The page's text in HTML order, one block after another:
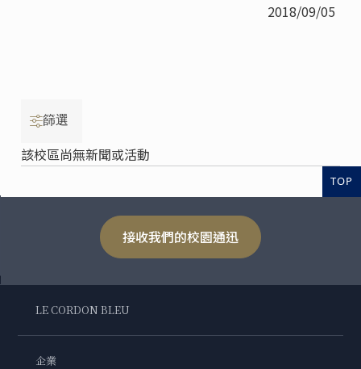
2018/09/05
篩選
該校區尚無新聞或活動
TOP
接收我們的校園通迅
LE CORDON BLEU
企業